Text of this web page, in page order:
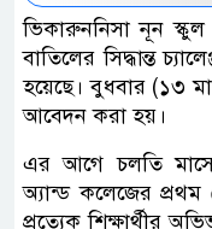
ভিকারুননিসা নূন স্কুল
বাতিলের সিদ্ধান্ত
হয়েছে। বুধবার (১৩
আবেদন করা হয়।
এর আগে চলতি
অ্যান্ড কলেজের প্রথম
প্রত্যেক শিক্ষার্থীর